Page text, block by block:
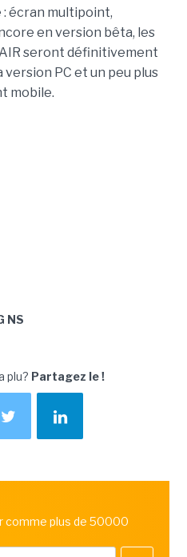
écran multipoint,
en version bêta, les
seront définitivement
PC et un peu plus
mobile.
NS
plu? Partagez le !
comme plus de 50000